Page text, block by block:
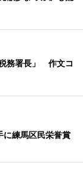
務署長」 作文コ
に練馬区民栄誉賞